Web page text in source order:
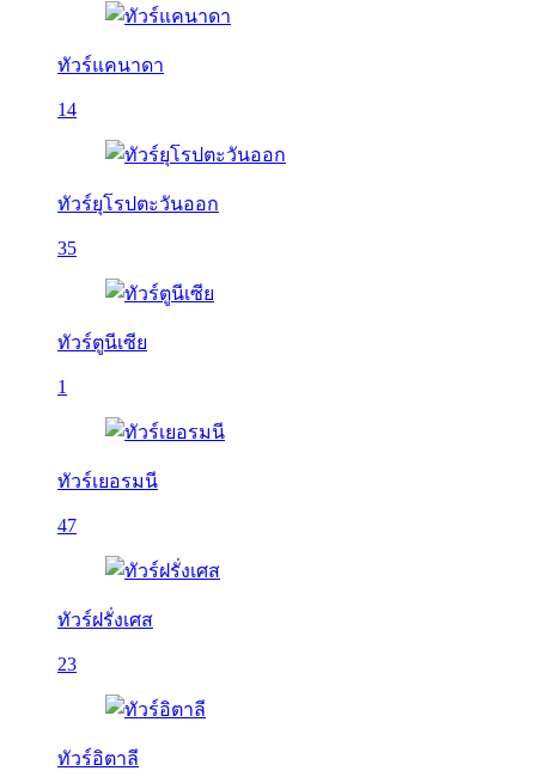
ทัวร์แคนาดา
14
ทัวร์ยุโรปตะวันออก
35
ทัวร์ตูนีเซีย
1
ทัวร์เยอรมนี
47
ทัวร์ฝรั่งเศส
23
ทัวร์อิตาลี